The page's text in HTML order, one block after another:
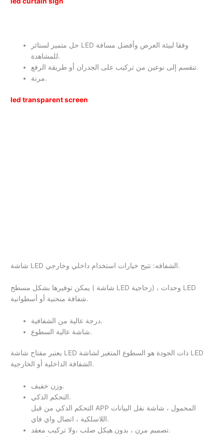
حل متميز لستائر LED وفقا لبيئة العرض وأفضل مسافة
للمشاهدة.
تنقسم إلى نوعين من تركيب على الجدران أو طريقة الرفع.
مرنة.
led transparent screen
شاشة LED الشفافه: تتيح خيارات استخدام داخلي وخارجي.
يمكن توفيرها بشكل مسطح ( شاشة LED زجاجية) ، وحدات LED
شفافة منحنية أو أسطوانية.
درجة عالية من الشفافية.
شاشة عالية السطوع.
يعتبر مفتاح شاشة LED ذات الجودة هو السطوع المتغير لشاشة LED
الشفافة الداخلية أو الخارجية.
وزن خفيف.
التحكم الذكي.
التحكم الذكي من قبل APP المحمول ، شاشة نقل البيانات
اللاسلكية ، اتصال واي فاي.
تصميم مرن ، بدون هيكل صلب ،ولا تركيب معقد.